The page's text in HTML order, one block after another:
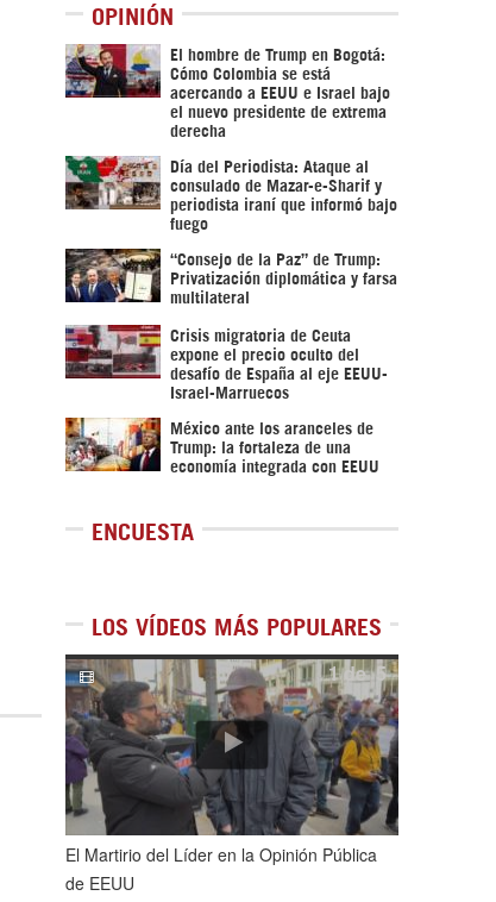
OPINIÓN
El hombre de Trump en Bogotá:
Cómo Colombia se está
acercando a EEUU e Israel bajo
el nuevo presidente de extrema
derecha
Día del Periodista: Ataque al
consulado de Mazar-e-Sharif y
periodista iraní que informó bajo
fuego
“Consejo de la Paz” de Trump:
Privatización diplomática y farsa
multilateral
Crisis migratoria de Ceuta
expone el precio oculto del
desafío de España al eje EEUU-
Israel-Marruecos
México ante los aranceles de
Trump: la fortaleza de una
economía integrada con EEUU
ENCUESTA
LOS VÍDEOS MÁS POPULARES
1de5
El Martirio del Líder en la Opinión Pública
de EEUU